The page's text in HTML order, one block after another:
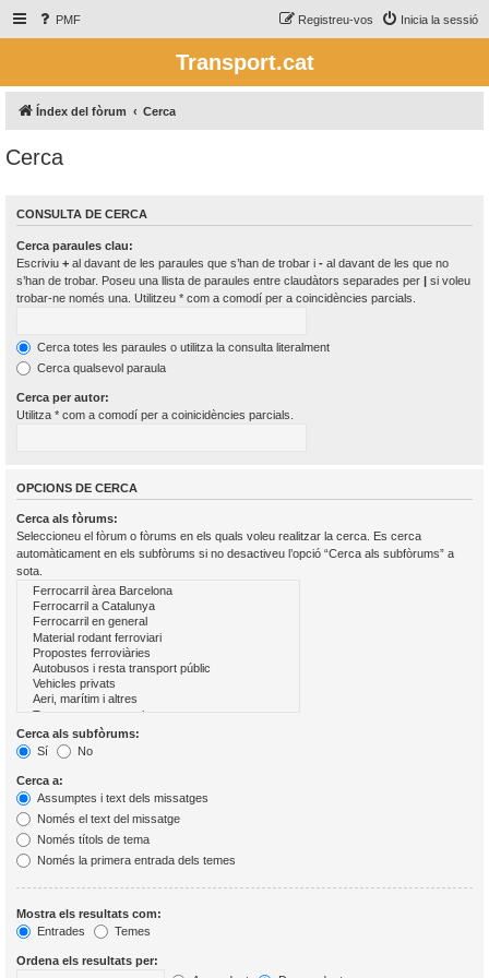
PMF Inicia la sessió
Registreu-vos
Transport.cat
Índex del fòrum Cerca
Cerca
CONSULTA DE CERCA
Cerca paraules clau:
Escriviu + al davant de les paraules que s’han de trobar i - al davant de les que no
s’han de trobar. Poseu una llista de paraules entre claudàtors separades per | si voleu
trobar-ne només una. Utilitzeu * com a comodí per a coincidències parcials.
Cerca totes les paraules o utilitza la consulta literalment
Cerca qualsevol paraula
Cerca per autor:
Utilitza * com a comodí per a coinicidències parcials.
OPCIONS DE CERCA
Cerca als fòrums:
Seleccioneu el fòrum o fòrums en els quals voleu realitzar la cerca. Es cerca
automàticament en els subfòrums si no desactiveu l’opció “Cerca als subfòrums” a
sota.
Cerca als subfòrums:
Sí
No
Cerca a:
Assumptes i text dels missatges
Només el text del missatge
Només títols de tema
Només la primera entrada dels temes
Mostra els resultats com:
Entrades
Temes
Ordena els resultats per: